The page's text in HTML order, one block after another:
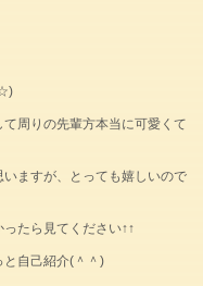
周りの先輩方本当に可愛くて
ますが、とっても嬉しいので
たら見てください↑↑
と自己紹介(＾＾)